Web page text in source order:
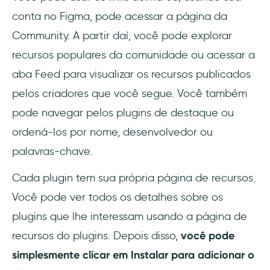
conta no Figma, pode acessar a página da
Community. A partir daí, você pode explorar
recursos populares da comunidade ou acessar a
aba Feed para visualizar os recursos publicados
pelos criadores que você segue. Você também
pode navegar pelos plugins de destaque ou
ordená-los por nome, desenvolvedor ou
palavras-chave.
Cada plugin tem sua própria página de recursos.
Você pode ver todos os detalhes sobre os
plugins que lhe interessam usando a página de
recursos do plugins. Depois disso, você pode
simplesmente clicar em Instalar para adicionar o